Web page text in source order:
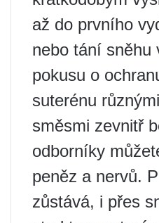
až do prvního
nebo tání sněhu
pokusu o
suterénu
směsmi zevnitř
odborníky
peněz a nervů.
zůstává, i přes